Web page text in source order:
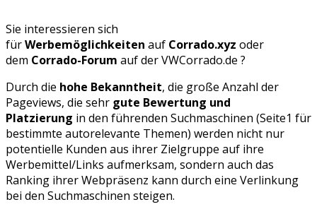
Sie interessieren sich
fürWerbemöglichkeiten auf Corrado.xyz oder
dem Corrado-Forum auf der VWCorrado.de ?
Durch die hohe Bekanntheit, die große Anzahl der
Pageviews, die sehr gute Bewertung und
Platzierung in den führenden Suchmaschinen (Seite1 für
bestimmte autorelevante Themen) werden nicht nur
potentielle Kunden aus ihrer Zielgruppe auf ihre
Werbemittel/Links aufmerksam, sondern auch das
Ranking ihrer Webpräsenz kann durch eine Verlinkung
bei den Suchmaschinen steigen.